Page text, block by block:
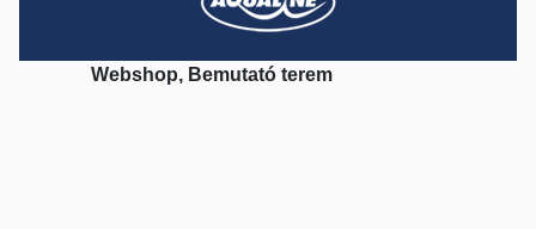
Webshop, Bemutató terem